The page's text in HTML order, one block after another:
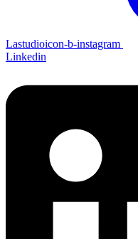
Lastudioicon-b-instagram
Linkedin